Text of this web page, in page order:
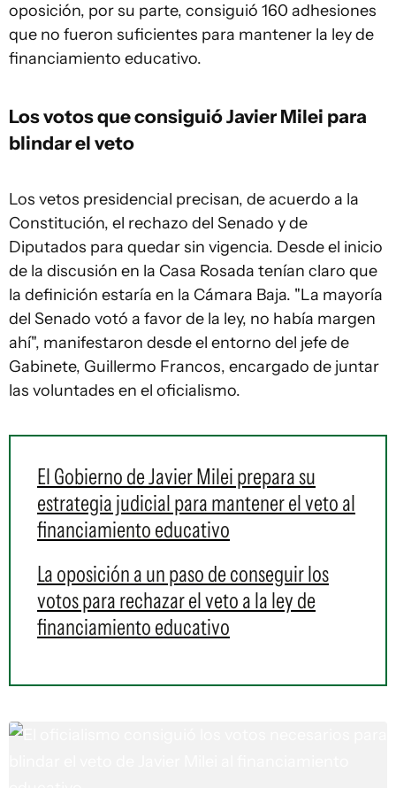
oposición, por su parte, consiguió 160 adhesiones
que no fueron suficientes para mantener la ley de
financiamiento educativo.
Los votos que consiguió Javier Milei para
blindar el veto
Los vetos presidencial precisan, de acuerdo a la
Constitución, el rechazo del Senado y de
Diputados para quedar sin vigencia. Desde el inicio
de la discusión en la Casa Rosada tenían claro que
la definición estaría en la Cámara Baja. "La mayoría
del Senado votó a favor de la ley, no había margen
ahí", manifestaron desde el entorno del jefe de
Gabinete, Guillermo Francos, encargado de juntar
las voluntades en el oficialismo.
El Gobierno de Javier Milei prepara su
estrategia judicial para mantener el veto al
financiamiento educativo
La oposición a un paso de conseguir los
votos para rechazar el veto a la ley de
financiamiento educativo